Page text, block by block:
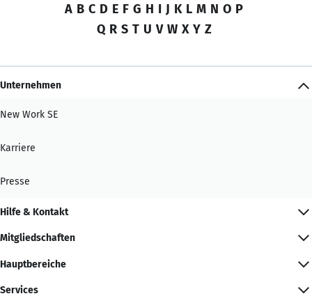
A B C D E F G H I J K L M N O P
Q R S T U V W X Y Z
Unternehmen
New Work SE
Karriere
Presse
Hilfe & Kontakt
Mitgliedschaften
Hauptbereiche
Services